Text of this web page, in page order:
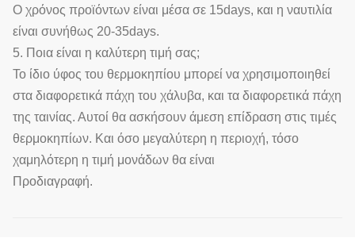
Ο χρόνος προϊόντων είναι μέσα σε 15days, και η ναυτιλία
είναι συνήθως 20-35days.
5. Ποια είναι η καλύτερη τιμή σας;
Το ίδιο ύφος του θερμοκηπίου μπορεί να χρησιμοποιηθεί
στα διαφορετικά πάχη του χάλυβα, και τα διαφορετικά πάχη
της ταινίας. Αυτοί θα ασκήσουν άμεση επίδραση στις τιμές
θερμοκηπίων. Και όσο μεγαλύτερη η περιοχή, τόσο
χαμηλότερη η τιμή μονάδων θα είναι
Προδιαγραφή.